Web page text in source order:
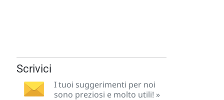
Scrivici
I tuoi suggerimenti per noi
sono preziosi e molto utili! »